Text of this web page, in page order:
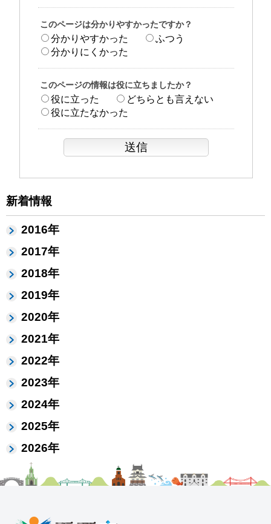
新着情報
2016年
2017年
2018年
2019年
2020年
2021年
2022年
2023年
2024年
2025年
2026年
このページは分かりやすかったですか？
分かりやすかった
ふつう
分かりにくかった
このページの情報は役に立ちましたか？
役に立った
どちらとも言えない
役に立たなかった